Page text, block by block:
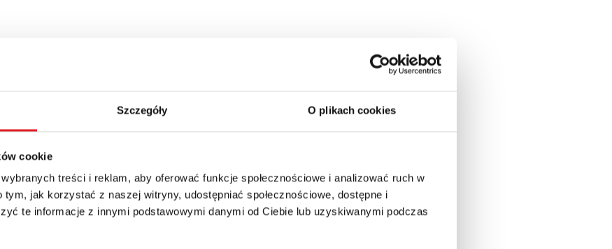
Szczegóły O plikach cookies
cookie
treści i reklam, aby oferować funkcje społecznościowe i analizować ruch w
jak korzystać z naszej witryny, udostępniać społecznościowe, dostępne i
te informacje z innymi podstawowymi danymi od Ciebie lub uzyskiwanymi podczas